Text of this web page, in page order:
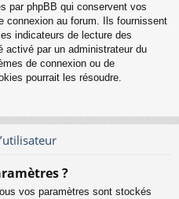
par phpBB qui conservent vos
connexion au forum. Ils fournissent
indicateurs de lecture des
activé par un administrateur du
de connexion ou de
pourrait les résoudre.
?
vos paramètres sont stockés